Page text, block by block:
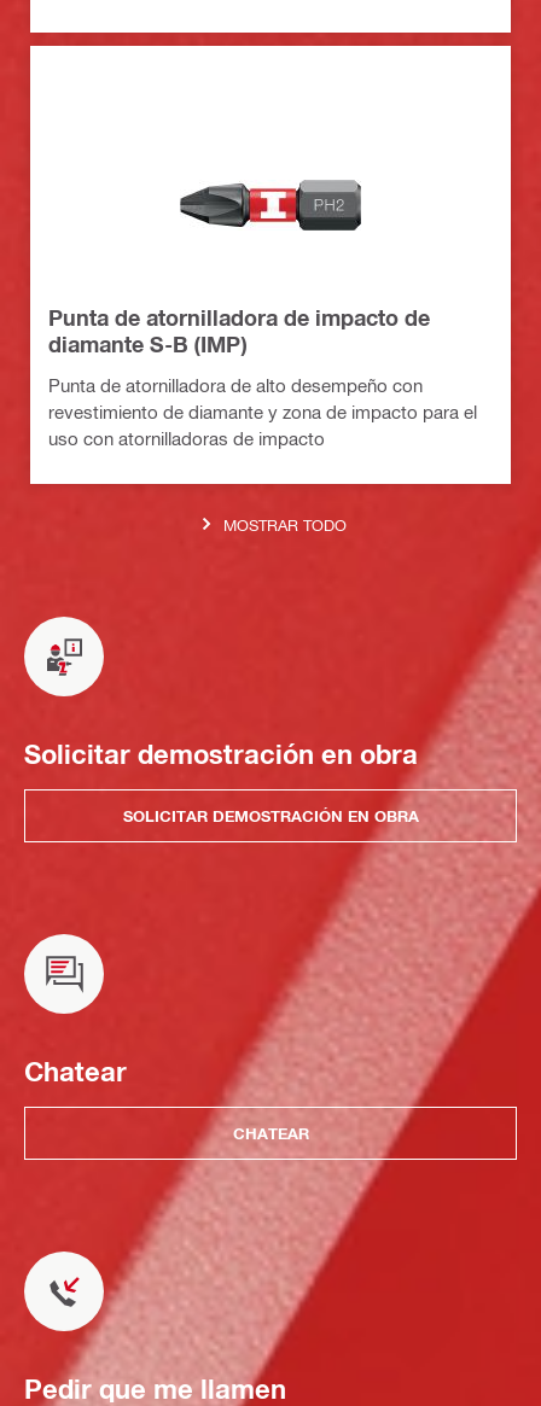
Punta de atornilladora de impacto de
diamante S-B (IMP)
Punta de atornilladora de alto desempeño con
revestimiento de diamante y zona de impacto para el
uso con atornilladoras de impacto
MOSTRAR TODO
Solicitar demostración en obra
SOLICITAR DEMOSTRACIÓN EN OBRA
Chatear
CHATEAR
Pedir que me llamen